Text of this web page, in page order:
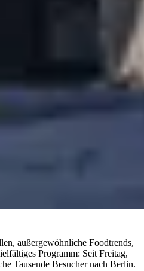
außergewöhnliche Foodtrends,
Programm: Seit Freitag,
Tausende Besucher nach Berlin.